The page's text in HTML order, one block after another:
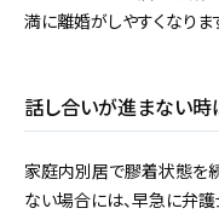
満に離婚がしやすくなりま
話し合いが進まない
家庭内別居で膠着状態を
ない場合には、早急に弁